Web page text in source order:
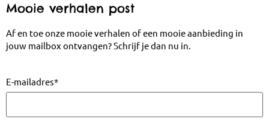
Mooie verhalen post
Af en toe onze mooie verhalen of een mooie aanbieding in
jouw mailbox ontvangen? Schrijf je dan nu in.
E-mailadres*